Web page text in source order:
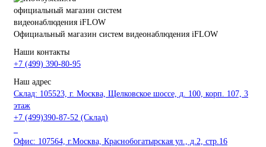
Официальный магазин систем видеонаблюдения iFLOW
Наши контакты
+7 (499) 390-80-95
Наш адрес
Склад: 105523, г. Москва, Щелковское шоссе, д. 100, корп. 107, 3
этаж
+7 (499)390-87-52 (Склад)
Офис: 107564, г.Москва, Краснобогатырская ул., д.2, стр.16